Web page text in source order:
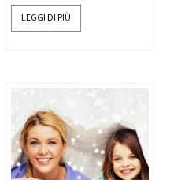
LEGGI DI PIÙ